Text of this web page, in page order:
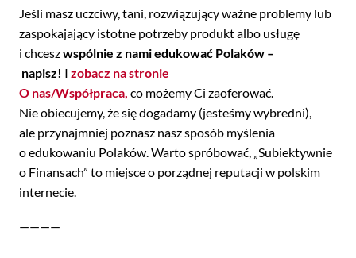
Jeśli masz uczciwy, tani, rozwiązujący ważne problemy lub
zaspokajający istotne potrzeby produkt albo usługę
i chceszwspólnie z nami edukować Polaków –
napisz! I zobacz na stronie
O nas/Współpraca, co możemy Ci zaoferować.
Nie obiecujemy, że się dogadamy (jesteśmy wybredni),
ale przynajmniej poznasz nasz sposób myślenia
o edukowaniu Polaków. Warto spróbować, „Subiektywnie
o Finansach” to miejsce o porządnej reputacji w polskim
internecie.
————